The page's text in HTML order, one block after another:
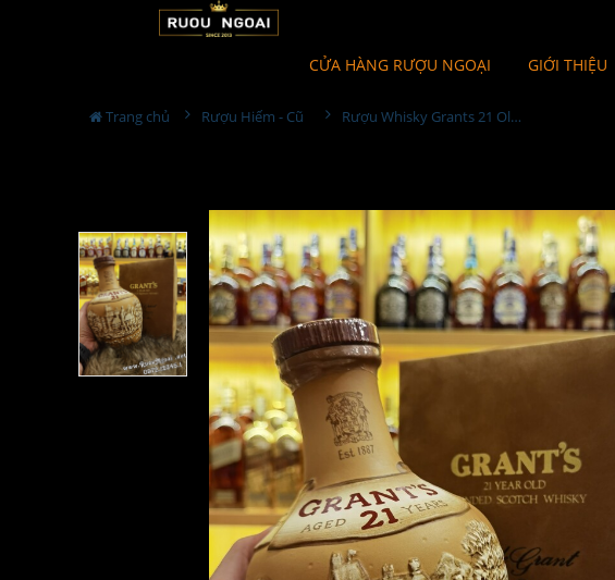
CỬA HÀNG RƯỢU NGOẠI GIỚI THIỆU
Trang chủ Rượu Hiếm - Cũ Rượu Whisky Grants 21 Old Year